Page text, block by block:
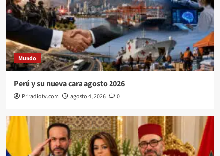
Mundo
Perú y su nueva cara agosto 2026
Priradiotv.com agosto 4, 2026 0